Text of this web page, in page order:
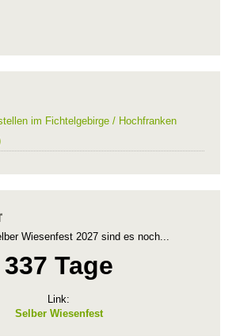
im Fichtelgebirge / Hochfranken
Wiesenfest 2027 sind es noch...
337 Tage
Link:
Selber Wiesenfest